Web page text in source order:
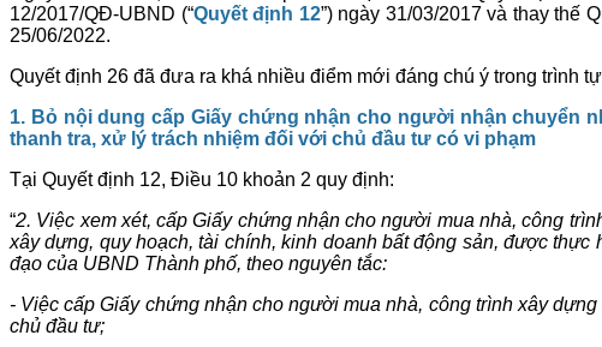
12/2017/QĐ-UBND (“Quyết định 12”) ngày 31/03/2017 và thay thế
25/06/2022.
Quyết định 26 đã đưa ra khá nhiều điểm mới đáng chú ý trong trình
1. Bỏ nội dung cấp Giấy chứng nhận cho người nhận chuyển
thanh tra, xử lý trách nhiệm đối với chủ đầu tư có vi phạm
Tại Quyết định 12, Điều 10 khoản 2 quy định:
“2. Việc xem xét, cấp Giấy chứng nhận cho người mua nhà, công
xây dựng, quy hoạch, tài chính, kinh doanh bất động sản, được
đạo của UBND Thành phố, theo nguyên tắc:
- Việc cấp Giấy chứng nhận cho người mua nhà, công trình xây
chủ đầu tư;